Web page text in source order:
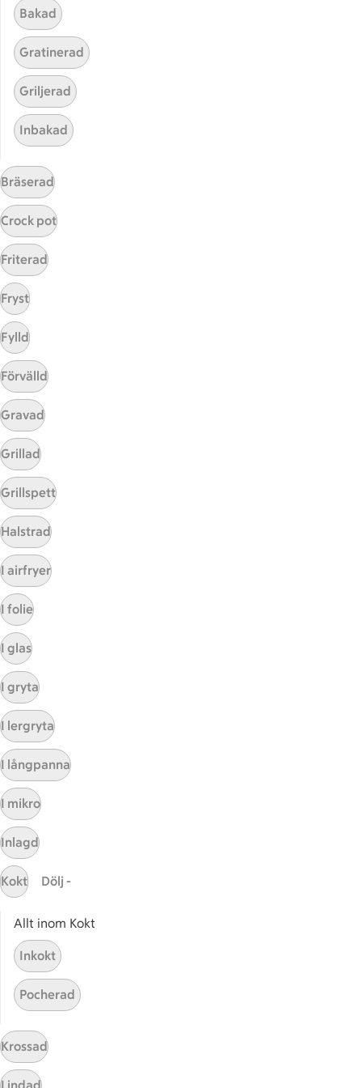
Testa att söka på något nytt, eller ta bort något av
Här hittar du alla goda recept du har sparat och
Sidfot
Start
Få snabbt svar
FAQ
Bli stammis på ICA
ICAs inspirationsmejl
Prenumerera
Handla
Handla online
ICAs matkasse
Catering
Bakad
Gratinerad
Griljerad
Inbakad
Bräserad
Crock pot
Friterad
Fryst
Fylld
Förvälld
Gravad
Grillad
Grillspett
Halstrad
I airfryer
I folie
I glas
I gryta
I lergryta
I långpanna
I mikro
Inlagd
Kokt Dölj -
Allt inom Kokt
Inkokt
Pocherad
Krossad